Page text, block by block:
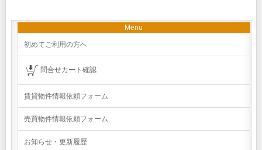
Menu
初めてご利用の方へ
問合せカート確認
賃貸物件情報依頼フォーム
売買物件情報依頼フォーム
お知らせ・更新履歴